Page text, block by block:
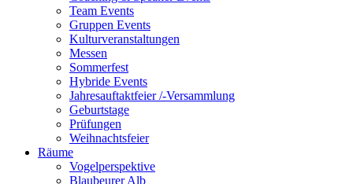
Team Events
Gruppen Events
Kulturveranstaltungen
Messen
Sommerfest
Hybride Events
Jahresauftaktfeier /-Versammlung
Geburtstage
Prüfungen
Weihnachtsfeier
Räume
Vogelperspektive
Blaubeurer Alb